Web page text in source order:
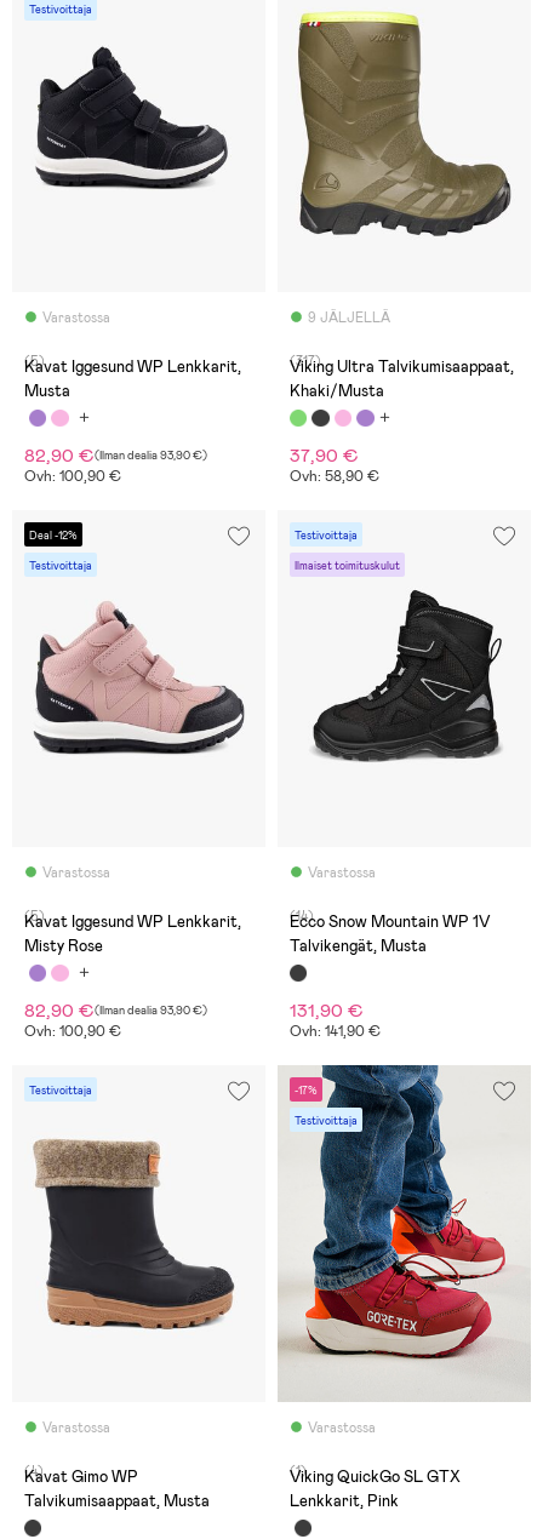
Testivoittaja
Varastossa
(5)
Kavat Iggesund WP Lenkkarit,
Musta
82,90 €(Ilman dealia93,90 €)
Ovh: 100,90 €
9 JÄLJELLÄ
(317)
Viking Ultra Talvikumisaappaat,
Khaki/Musta
37,90 €
Ovh: 58,90 €
Deal -12%
Testivoittaja
Varastossa
(5)
Kavat Iggesund WP Lenkkarit,
Misty Rose
82,90 €(Ilman dealia93,90 €)
Ovh: 100,90 €
Testivoittaja
Ilmaiset toimituskulut
Varastossa
(14)
Ecco Snow Mountain WP 1V
Talvikengät, Musta
131,90 €
Ovh: 141,90 €
Testivoittaja
Varastossa
(4)
Kavat Gimo WP
Talvikumisaappaat, Musta
-17%
Testivoittaja
Varastossa
(1)
Viking QuickGo SL GTX
Lenkkarit, Pink